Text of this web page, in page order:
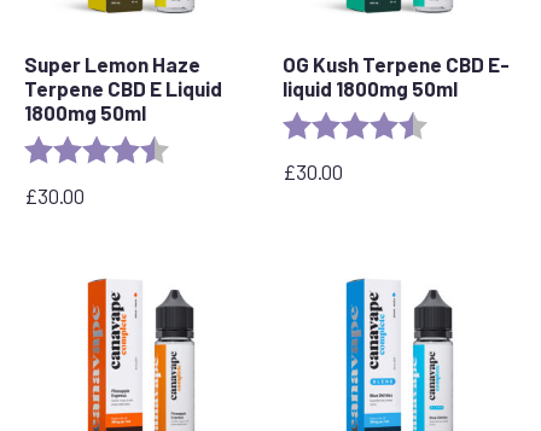
Super Lemon Haze
Terpene CBD E Liquid
1800mg 50ml
Rating: 4.7 out of 5 stars
£30.00
OG Kush Terpene CBD E-
liquid 1800mg 50ml
Rating:
£30.00